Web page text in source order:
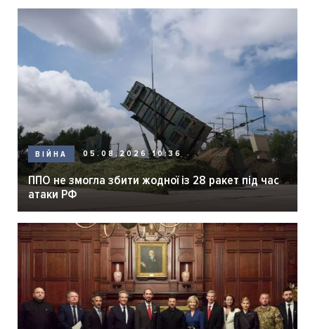
ВІЙНА 05.08.2026 10:36
ППО не змогла збити жодної із 28 ракет під час
атаки РФ